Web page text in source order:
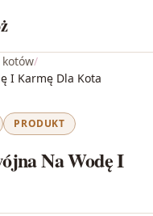
kotów/
I Karmę Dla Kota
PRODUKT
Na Wodę I